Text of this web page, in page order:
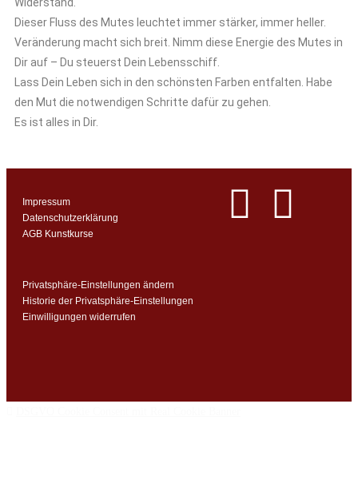
Widerstand.
Dieser Fluss des Mutes leuchtet immer stärker, immer heller.
Veränderung macht sich breit. Nimm diese Energie des Mutes in
Dir auf – Du steuerst Dein Lebensschiff.
Lass Dein Leben sich in den schönsten Farben entfalten. Habe
den Mut die notwendigen Schritte dafür zu gehen.
Es ist alles in Dir.
Impressum
Datenschutzerklärung
AGB Kunstkurse
Privatsphäre-Einstellungen ändern
Historie der Privatsphäre-Einstellungen
Einwilligungen widerrufen